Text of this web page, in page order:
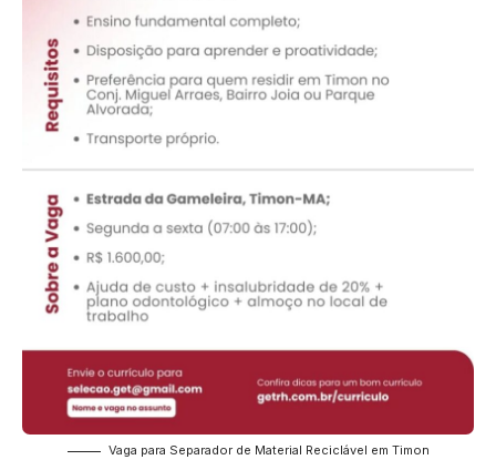
Vaga para Separador de Material Reciclável em Timon